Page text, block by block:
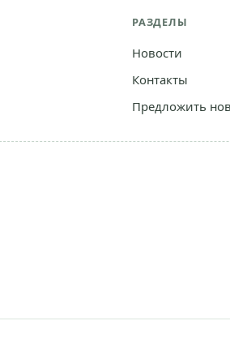
РАЗДЕЛЫ
Новости
Контакты
Предложить